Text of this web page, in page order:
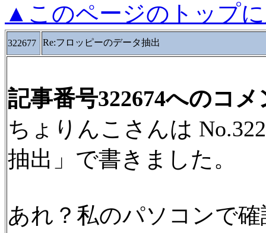
▲このページのトップ
322677 Re:フロッピーのデータ抽出
記事番号322674へのコメ
ちょりんこさんは
抽出」で書きました。
あれ？私のパソコンで